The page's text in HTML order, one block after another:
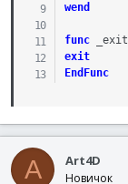
wend
func _exit
exit
EndFunc
A Art4D
Новичок